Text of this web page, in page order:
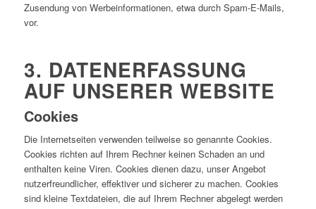
Zusendung von Werbeinformationen, etwa durch Spam-E-Mails,
vor.
3. DATENERFASSUNG
AUF UNSERER WEBSITE
Cookies
Die Internetseiten verwenden teilweise so genannte Cookies.
Cookies richten auf Ihrem Rechner keinen Schaden an und
enthalten keine Viren. Cookies dienen dazu, unser Angebot
nutzerfreundlicher, effektiver und sicherer zu machen. Cookies
sind kleine Textdateien, die auf Ihrem Rechner abgelegt werden